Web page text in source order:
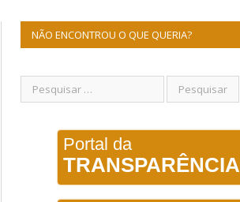
NÃO ENCONTROU O QUE QUERIA?
Portal da
TRANSPARÊNCIA